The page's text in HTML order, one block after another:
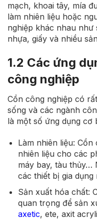
mạch, khoai tây, mía
làm nhiên liệu hoặc
nghiệp khác nhau
nhựa, giấy và nhiều
1.2 Các ứng
công nghiệp
Cồn công nghiệp có
sống và các ngành
là một số ứng dụng cơ
Làm nhiên liệu:
nhiên liệu cho các
máy bay, tàu thủy…
các thiết bị gia
Sản xuất hóa chất:
quan trọng để sản
axetic, ete, axit